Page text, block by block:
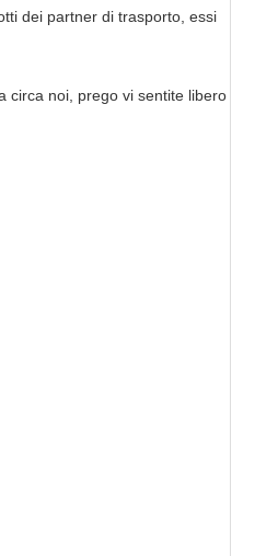
dei partner di trasporto, essi
circa noi, prego vi sentite libero